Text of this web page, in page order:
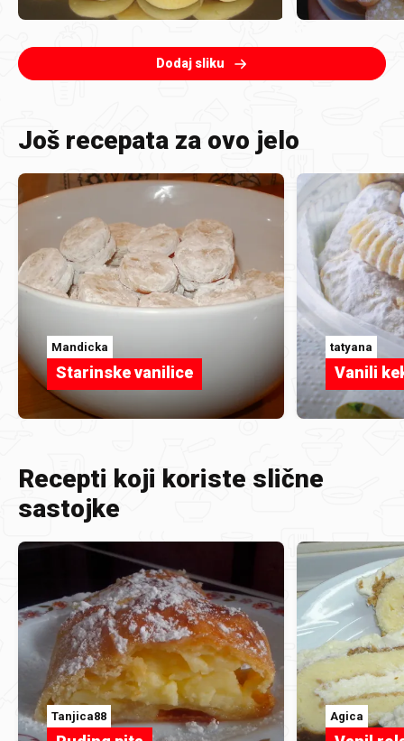
Dodaj sliku
Još recepata za ovo jelo
Mandicka
Starinske vanilice
tatyana
Vanili
Recepti koji koriste slične
sastojke
Tanjica88 Agica